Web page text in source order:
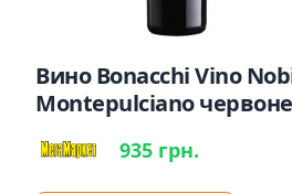
Вино Bonacchi Vino
Montepulciano червоне
935 грн.